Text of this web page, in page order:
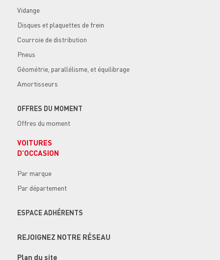
Vidange
Disques et plaquettes de frein
Courroie de distribution
Pneus
Géométrie, parallélisme, et équilibrage
Amortisseurs
OFFRES DU MOMENT
Offres du moment
VOITURES
D’OCCASION
Par marque
Par département
ESPACE ADHÉRENTS
REJOIGNEZ NOTRE RÉSEAU
Plan du site